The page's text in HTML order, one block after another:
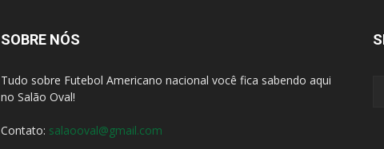
SOBRE NÓS
Tudo sobre Futebol Americano nacional você fica sabendo aqui
no Salão Oval!
Contato: salaooval@gmail.com